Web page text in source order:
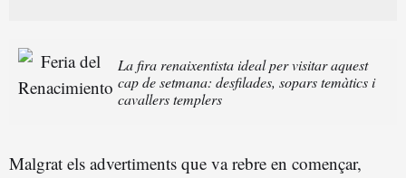
La fira renaixentista ideal per visitar aquest
cap de setmana: desfilades, sopars temàtics i
cavallers templers
Malgrat els advertiments que va rebre en començar,